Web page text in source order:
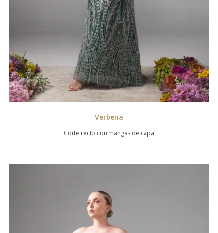
Verbena
Corte recto con mangas de capa